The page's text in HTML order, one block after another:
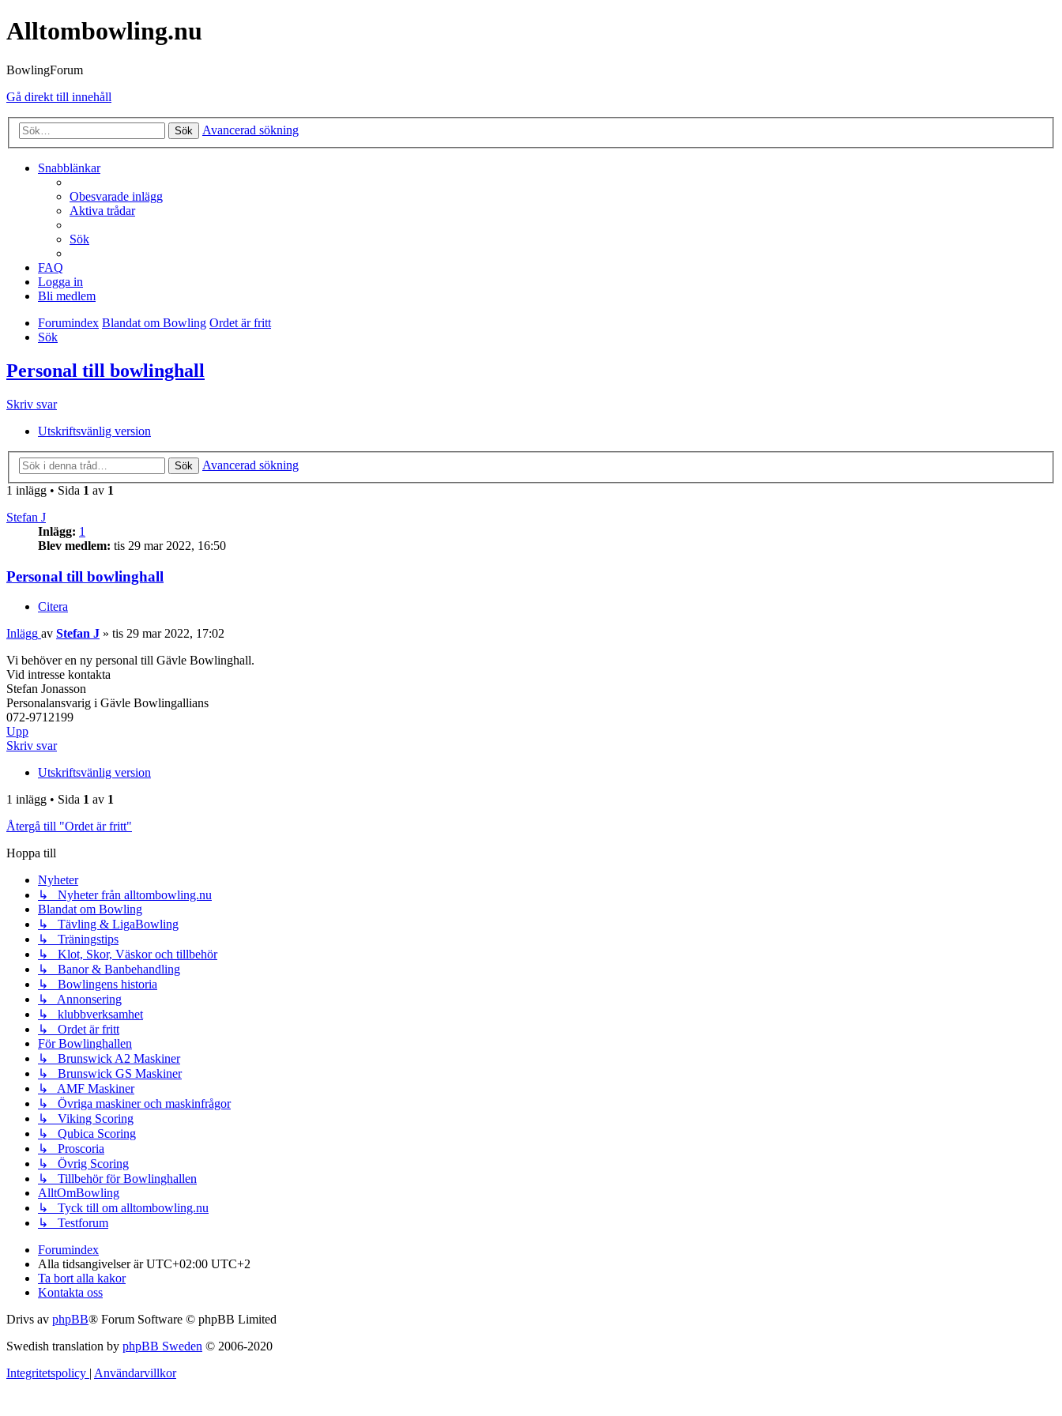
Alltombowling.nu
BowlingForum
Gå direkt till innehåll
Sök Avancerad sökning
Snabblänkar
Obesvarade inlägg
Aktiva trådar
Sök
FAQ
Logga in
Bli medlem
Forumindex Blandat om Bowling Ordet är fritt
Sök
Personal till bowlinghall
Skriv svar
Utskriftsvänlig version
Sök
Avancerad sökning
1 inlägg • Sida 1 av 1
Stefan J
Inlägg: 1
Blev medlem: tis 29 mar 2022, 16:50
Personal till bowlinghall
Citera
Inlägg av Stefan J » tis 29 mar 2022, 17:02
Vi behöver en ny personal till Gävle Bowlinghall.
Vid intresse kontakta
Stefan Jonasson
Personalansvarig i Gävle Bowlingallians
072-9712199
Upp
Skriv svar
Utskriftsvänlig version
1 inlägg • Sida 1 av 1
Återgå till "Ordet är fritt"
Hoppa till
Nyheter
↳ Nyheter från alltombowling.nu
Blandat om Bowling
↳ Tävling & LigaBowling
↳ Träningstips
↳ Klot, Skor, Väskor och tillbehör
↳ Banor & Banbehandling
↳ Bowlingens historia
↳ Annonsering
↳ klubbverksamhet
↳ Ordet är fritt
För Bowlinghallen
↳ Brunswick A2 Maskiner
↳ Brunswick GS Maskiner
↳ AMF Maskiner
↳ Övriga maskiner och maskinfrågor
↳ Viking Scoring
↳ Qubica Scoring
↳ Proscoria
↳ Övrig Scoring
↳ Tillbehör för Bowlinghallen
AlltOmBowling
↳ Tyck till om alltombowling.nu
↳ Testforum
Forumindex
Alla tidsangivelser är UTC+02:00 UTC+2
Ta bort alla kakor
Kontakta oss
Drivs av phpBB® Forum Software © phpBB Limited
Swedish translation by phpBB Sweden © 2006-2020
Integritetspolicy | Användarvillkor